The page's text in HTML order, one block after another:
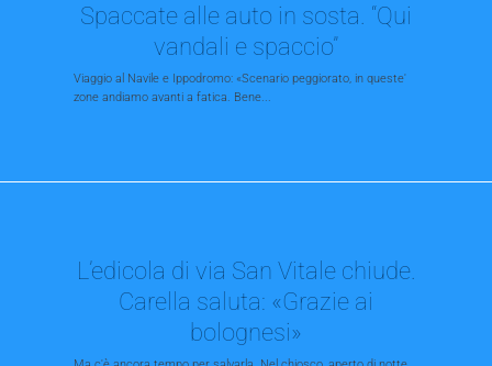
Spaccate alle auto in sosta. “Qui
vandali e spaccio”
Viaggio al Navile e Ippodromo: «Scenario peggiorato, in queste'
zone andiamo avanti a fatica. Bene...
L’edicola di via San Vitale chiude.
Carella saluta: «Grazie ai
bolognesi»